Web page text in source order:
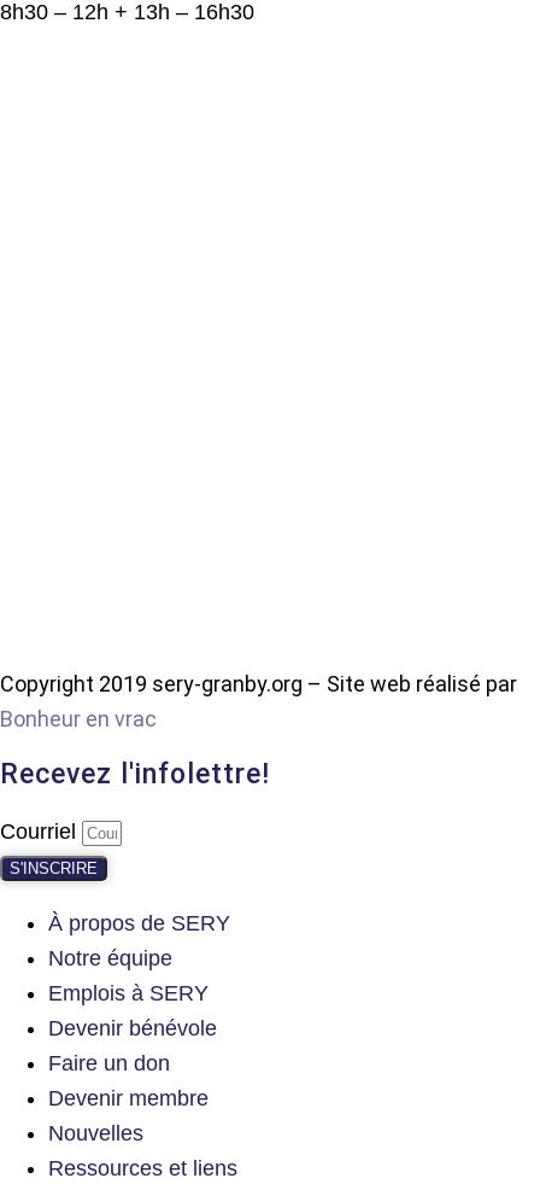
8h30 – 12h + 13h – 16h30
Copyright 2019 sery-granby.org – Site web réalisé par
Bonheur en vrac
Recevez l'infolettre!
Courriel
S'INSCRIRE
À propos de SERY
Notre équipe
Emplois à SERY
Devenir bénévole
Faire un don
Devenir membre
Nouvelles
Ressources et liens